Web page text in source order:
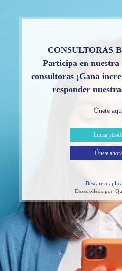
CONSULTORAS
Participa en nuestra
consultoras ¡Gana
responder
Únete
Iniciar
Únete ahora
Descargar
Desarrollado por